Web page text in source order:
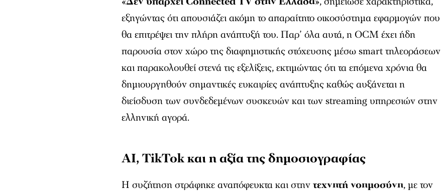
εξηγώντας ότι απουσιάζει ακόμη το απαραίτητο οικοσύστημα εφαρμογών που
θα επιτρέψει την πλήρη ανάπτυξή του. Παρ’ όλα αυτά, η OCM έχει ήδη
παρουσία στον χώρο της διαφημιστικής στόχευσης μέσω smart τηλεοράσεων
και παρακολουθεί στενά τις εξελίξεις, εκτιμώντας ότι τα επόμενα χρόνια θα
δημιουργηθούν σημαντικές ευκαιρίες ανάπτυξης καθώς αυξάνεται η
διείσδυση των συνδεδεμένων συσκευών και των streaming υπηρεσιών στην
ελληνική αγορά.
AI, TikTok και η αξία της δημοσιογραφίας
Η συζήτηση στράφηκε αναπόφευκτα και στηντεχνητή νοημοσύνη, με τον